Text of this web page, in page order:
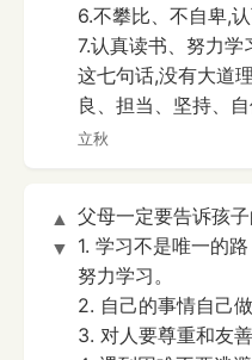
6.不攀比、不自卑,
7.认真读书、努力学
这七句话,没有大道
良、担当、坚持、自
立秋
▲
▼
父母一定要告诉孩
1. 学习不是唯一的
努力学习。
2. 自己的事情自己
3. 对人要尊重和友